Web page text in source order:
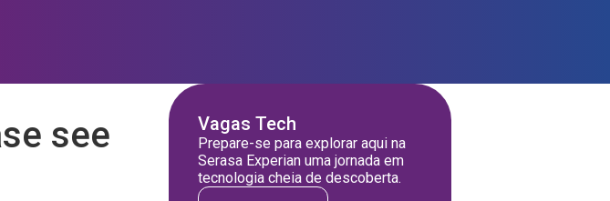
see
Vagas Tech
Prepare-se para explorar aqui na
Serasa Experian uma jornada em
tecnologia cheia de descoberta.